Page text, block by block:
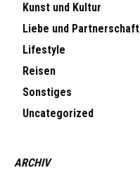
Kunst und Kultur
Liebe und Partnerschaft
Lifestyle
Reisen
Sonstiges
Uncategorized
ARCHIV